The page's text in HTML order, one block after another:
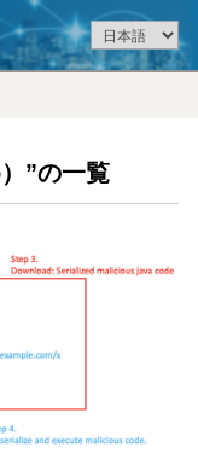
”の一覧